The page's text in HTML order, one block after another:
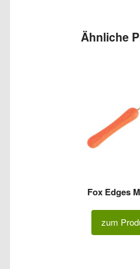
Ähnliche
Fox Edges
zum